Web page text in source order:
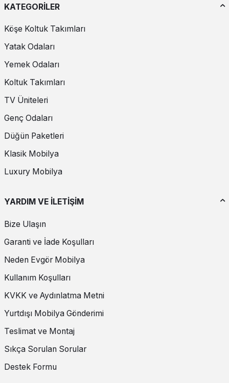
KATEGORİLER
Köşe Koltuk Takımları
Yatak Odaları
Yemek Odaları
Koltuk Takımları
TV Üniteleri
Genç Odaları
Düğün Paketleri
Klasik Mobilya
Luxury Mobilya
YARDIM VE İLETİŞİM
Bize Ulaşın
Garanti ve İade Koşulları
Neden Evgör Mobilya
Kullanım Koşulları
KVKK ve Aydınlatma Metni
Yurtdışı Mobilya Gönderimi
Teslimat ve Montaj
Sıkça Sorulan Sorular
Destek Formu